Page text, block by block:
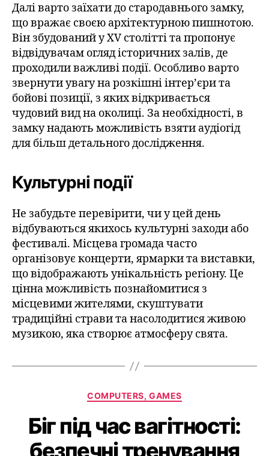
Далі варто заїхати до стародавнього замку,
що вражає своєю архітектурною пишнотою.
Він збудований у ХV столітті та пропонує
відвідувачам огляд історичних залів, де
проходили важливі події. Особливо варто
звернути увагу на розкішні інтер’єри та
бойові позиції, з яких відкривається
чудовий вид на околиці. За необхідності, в
замку надають можливість взяти аудіогід
для більш детального дослідження.
Культурні події
Не забудьте перевірити, чи у цей день
відбуваються якихось культурні заходи або
фестивалі. Місцева громада часто
організовує концерти, ярмарки та виставки,
що відображають унікальність регіону. Це
цінна можливість познайомитися з
місцевими жителями, скуштувати
традиційні страви та насолодитися живою
музикою, яка створює атмосферу свята.
COMPUTERS, GAMES
Біг під час вагітності:
безпечні тренування